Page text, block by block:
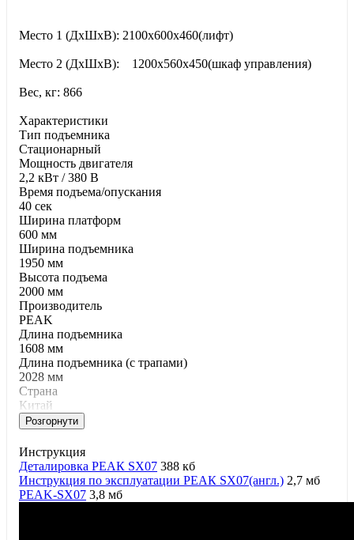
Место 1 (ДхШхВ): 2100x600x460(лифт)
Место 2 (ДхШхВ): 1200x560x450(шкаф управления)
Вес, кг: 866
Характеристики
Тип подъемника
Стационарный
Moщнocть двигaтeля
2,2 кВт / 380 В
Время подъема/опускания
40 сек
Ширина платформ
600 мм
Ширина подъемника
1950 мм
Высота подъема
2000 мм
Производитель
PEAK
Длина подъемника
1608 мм
Длина подъемника (с трапами)
2028 мм
Страна
Китай
Розгорнути
Инструкция
Деталировка РЕАК SX07 388 кб
Инструкция по эксплуатации РЕАК SX07(англ.) 2,7 мб
PEAK-SX07 3,8 мб